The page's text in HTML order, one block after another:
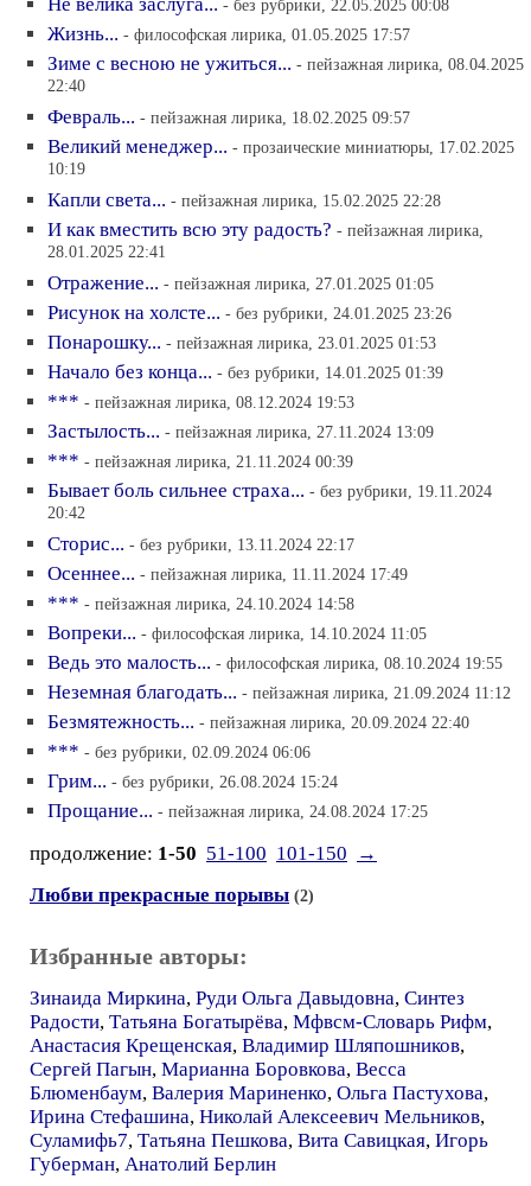
- без рубрики, 22.05.2025 00:08
Жизнь... - философская лирика, 01.05.2025 17:57
Зиме с весною не ужиться... - пейзажная лирика, 08.04.2025
22:40
Февраль... - пейзажная лирика, 18.02.2025 09:57
Великий менеджер... - прозаические миниатюры, 17.02.2025
10:19
Капли света... - пейзажная лирика, 15.02.2025 22:28
И как вместить всю эту радость? - пейзажная лирика,
28.01.2025 22:41
Отражение... - пейзажная лирика, 27.01.2025 01:05
Рисунок на холсте... - без рубрики, 24.01.2025 23:26
Понарошку... - пейзажная лирика, 23.01.2025 01:53
Начало без конца... - без рубрики, 14.01.2025 01:39
*** - пейзажная лирика, 08.12.2024 19:53
Застылость... - пейзажная лирика, 27.11.2024 13:09
*** - пейзажная лирика, 21.11.2024 00:39
Бывает боль сильнее страха... - без рубрики, 19.11.2024
20:42
Сторис... - без рубрики, 13.11.2024 22:17
Осеннее... - пейзажная лирика, 11.11.2024 17:49
*** - пейзажная лирика, 24.10.2024 14:58
Вопреки... - философская лирика, 14.10.2024 11:05
Ведь это малость... - философская лирика, 08.10.2024 19:55
Неземная благодать... - пейзажная лирика, 21.09.2024 11:12
Безмятежность... - пейзажная лирика, 20.09.2024 22:40
*** - без рубрики, 02.09.2024 06:06
Грим... - без рубрики, 26.08.2024 15:24
Прощание... - пейзажная лирика, 24.08.2024 17:25
продолжение: 1-50 51-100 101-150
→
Любви прекрасные порывы (2)
Избранные авторы:
Зинаида Миркина, Руди Ольга Давыдовна, Синтез
Радости, Татьяна Богатырёва, Мфвсм-Словарь Рифм,
Анастасия Крещенская, Владимир Шляпошников,
Сергей Пагын, Марианна Боровкова, Весса
Блюменбаум, Валерия Мариненко, Ольга Пастухова,
Ирина Стефашина, Николай Алексеевич Мельников,
Суламифь7, Татьяна Пешкова, Вита Савицкая, Игорь
Губерман, Анатолий Берлин